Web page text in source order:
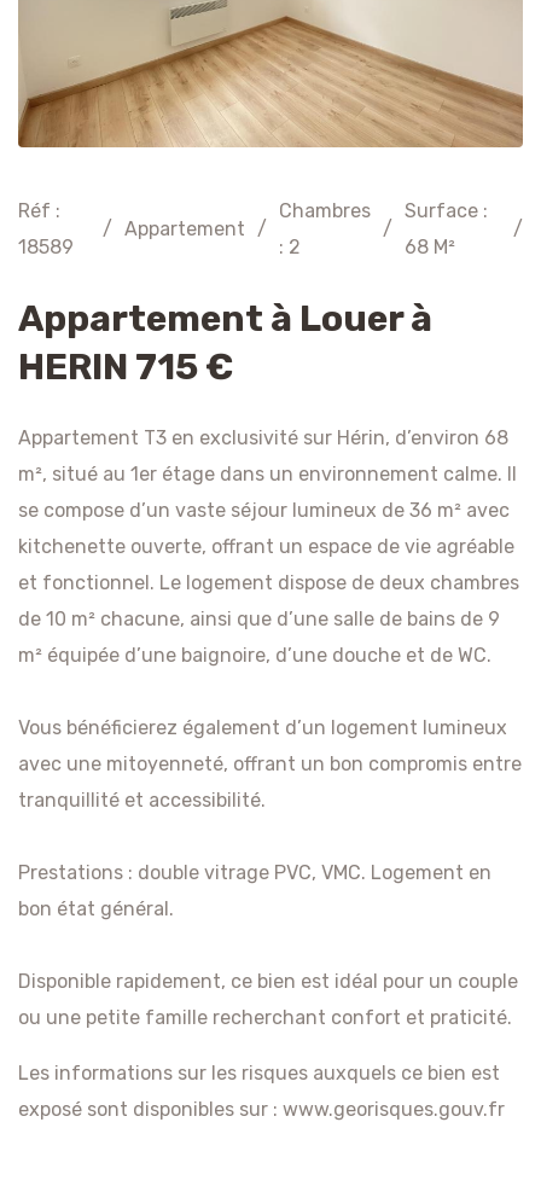
Réf :
18589
/ Appartement /
Chambres
: 2
/
Surface :
68 M²
/
Appartement à Louer à
HERIN 715 €
Appartement T3 en exclusivité sur Hérin, d’environ 68
m², situé au 1er étage dans un environnement calme. Il
se compose d’un vaste séjour lumineux de 36 m² avec
kitchenette ouverte, offrant un espace de vie agréable
et fonctionnel. Le logement dispose de deux chambres
de 10 m² chacune, ainsi que d’une salle de bains de 9
m² équipée d’une baignoire, d’une douche et de WC.
Vous bénéficierez également d’un logement lumineux
avec une mitoyenneté, offrant un bon compromis entre
tranquillité et accessibilité.
Prestations : double vitrage PVC, VMC. Logement en
bon état général.
Disponible rapidement, ce bien est idéal pour un couple
ou une petite famille recherchant confort et praticité.
Les informations sur les risques auxquels ce bien est
exposé sont disponibles sur : www.georisques.gouv.fr